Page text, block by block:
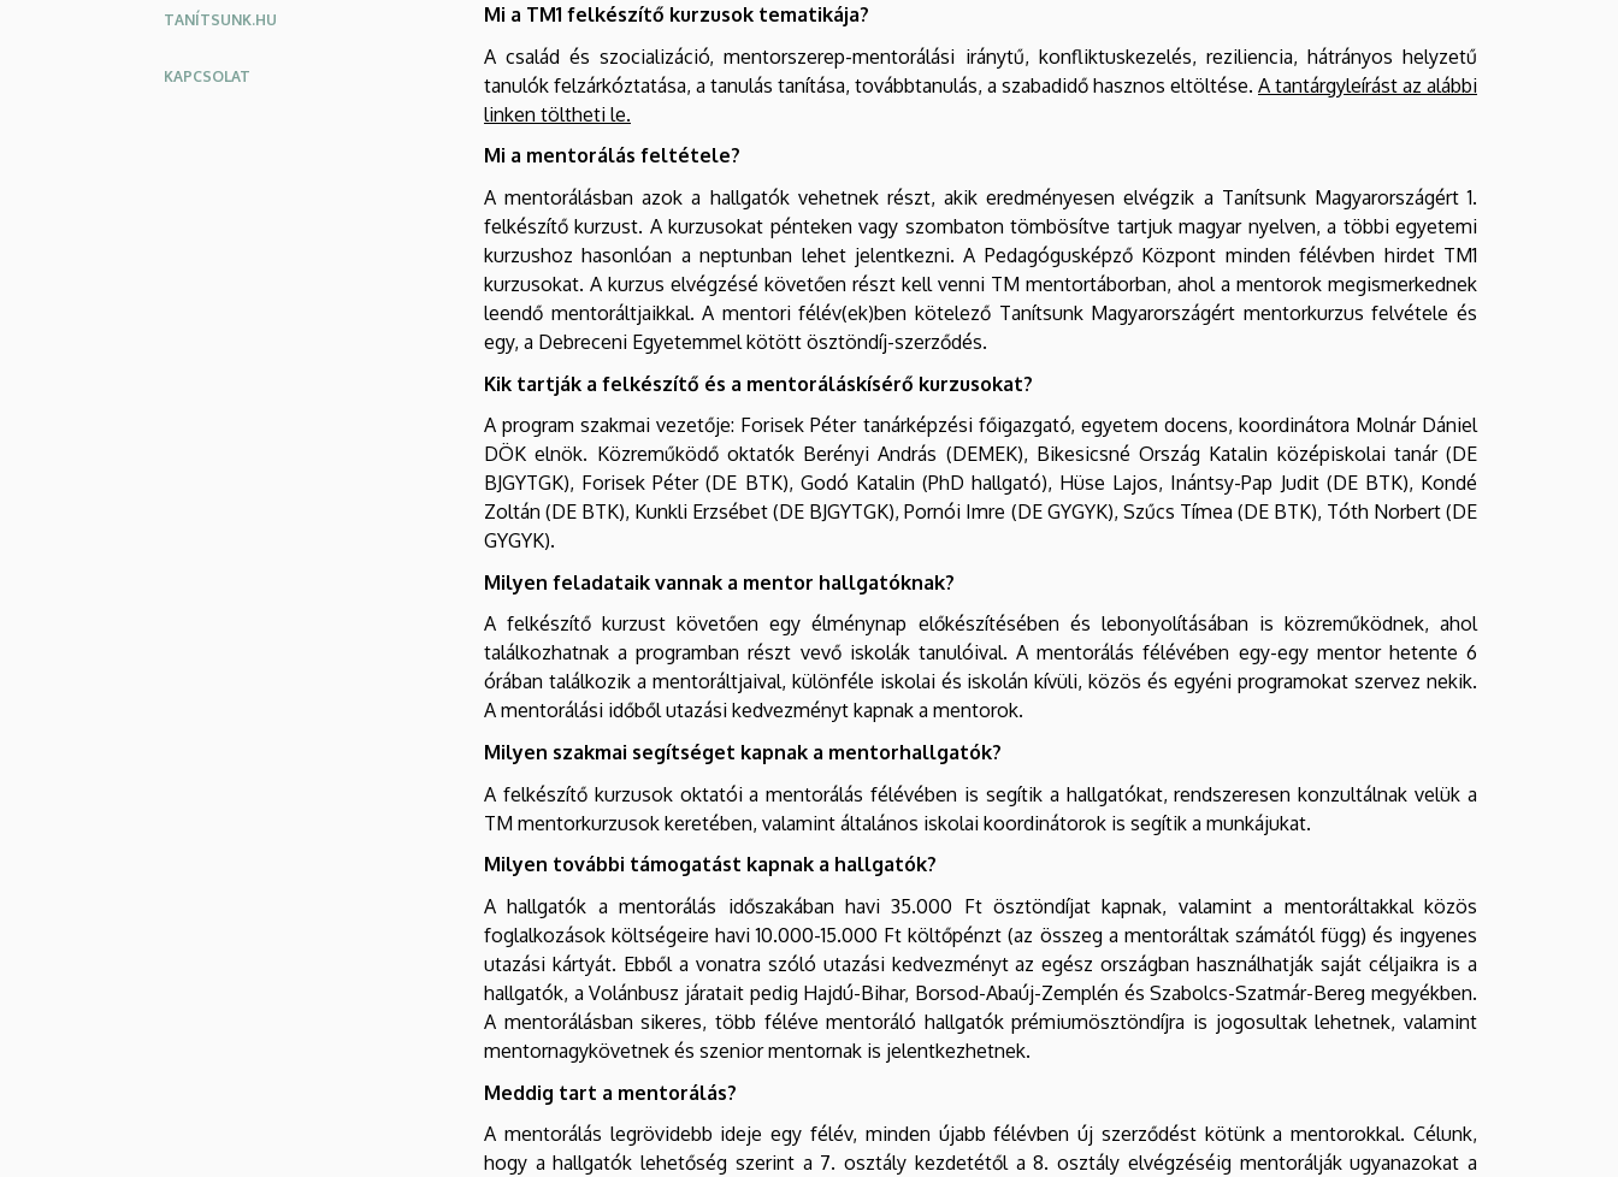
TANÍTSUNK.HU
KAPCSOLAT
Mi a TM1 felkészítő kurzusok tematikája?
A család és szocializáció, mentorszerep-mentorálási iránytű, konfliktuskezelés, reziliencia, hátrányos helyzetű
tanulók felzárkóztatása, a tanulás tanítása, továbbtanulás, a szabadidő hasznos eltöltése. A tantárgyleírást az alábbi
linken töltheti le.
Mi a mentorálás feltétele?
A mentorálásban azok a hallgatók vehetnek részt, akik eredményesen elvégzik a Tanítsunk Magyarországért 1.
felkészítő kurzust. A kurzusokat pénteken vagy szombaton tömbösítve tartjuk magyar nyelven, a többi egyetemi
kurzushoz hasonlóan a neptunban lehet jelentkezni. A Pedagógusképző Központ minden félévben hirdet TM1
kurzusokat. A kurzus elvégzésé követően részt kell venni TM mentortáborban, ahol a mentorok megismerkednek
leendő mentoráltjaikkal. A mentori félév(ek)ben kötelező Tanítsunk Magyarországért mentorkurzus felvétele és
egy, a Debreceni Egyetemmel kötött ösztöndíj-szerződés.
Kik tartják a felkészítő és a mentoráláskísérő kurzusokat?
A program szakmai vezetője: Forisek Péter tanárképzési főigazgató, egyetem docens, koordinátora Molnár Dániel
DÖK elnök. Közreműködő oktatók Berényi András (DEMEK), Bikesicsné Ország Katalin középiskolai tanár (DE
BJGYTGK), Forisek Péter (DE BTK), Godó Katalin (PhD hallgató), Hüse Lajos, Inántsy-Pap Judit (DE BTK), Kondé
Zoltán (DE BTK), Kunkli Erzsébet (DE BJGYTGK), Pornói Imre (DE GYGYK), Szűcs Tímea (DE BTK), Tóth Norbert (DE
GYGYK).
Milyen feladataik vannak a mentor hallgatóknak?
A felkészítő kurzust követően egy élménynap előkészítésében és lebonyolításában is közreműködnek, ahol
találkozhatnak a programban részt vevő iskolák tanulóival. A mentorálás félévében egy-egy mentor hetente 6
órában találkozik a mentoráltjaival, különféle iskolai és iskolán kívüli, közös és egyéni programokat szervez nekik.
A mentorálási időből utazási kedvezményt kapnak a mentorok.
Milyen szakmai segítséget kapnak a mentorhallgatók?
A felkészítő kurzusok oktatói a mentorálás félévében is segítik a hallgatókat, rendszeresen konzultálnak velük a
TM mentorkurzusok keretében, valamint általános iskolai koordinátorok is segítik a munkájukat.
Milyen további támogatást kapnak a hallgatók?
A hallgatók a mentorálás időszakában havi 35.000 Ft ösztöndíjat kapnak, valamint a mentoráltakkal közös
foglalkozások költségeire havi 10.000-15.000 Ft költőpénzt (az összeg a mentoráltak számától függ) és ingyenes
utazási kártyát. Ebből a vonatra szóló utazási kedvezményt az egész országban használhatják saját céljaikra is a
hallgatók, a Volánbusz járatait pedig Hajdú-Bihar, Borsod-Abaúj-Zemplén és Szabolcs-Szatmár-Bereg megyékben.
A mentorálásban sikeres, több féléve mentoráló hallgatók prémiumösztöndíjra is jogosultak lehetnek, valamint
mentornagykövetnek és szenior mentornak is jelentkezhetnek.
Meddig tart a mentorálás?
A mentorálás legrövidebb ideje egy félév, minden újabb félévben új szerződést kötünk a mentorokkal. Célunk,
hogy a hallgatók lehetőség szerint a 7. osztály kezdetétől a 8. osztály elvégzéséig mentorálják ugyanazokat a